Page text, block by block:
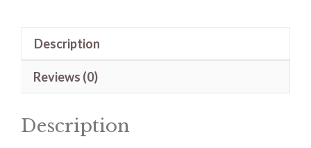
Description
Reviews (0)
Description